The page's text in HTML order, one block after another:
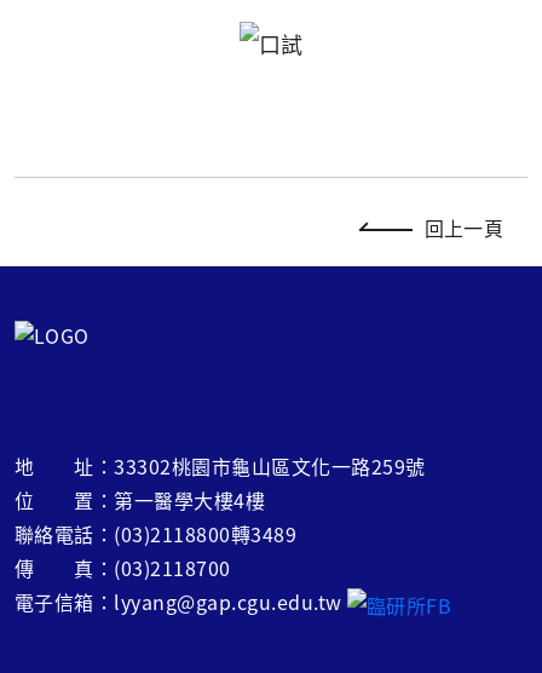
回上一頁
地 址：33302桃園市龜山區文化一路259號
位 置：第一醫學大樓4樓
聯絡電話：(03)2118800轉3489
傳 真：(03)2118700
電子信箱：lyyang@gap.cgu.edu.tw